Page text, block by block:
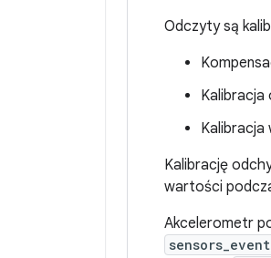
Odczyty są
Kalibracja
Kalibracja
Kalibrację
wartości
Akcelerometr